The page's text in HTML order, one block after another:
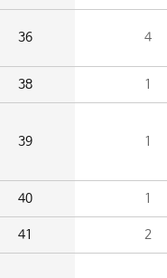
36 4
38 1
39 1
40 1
41 2